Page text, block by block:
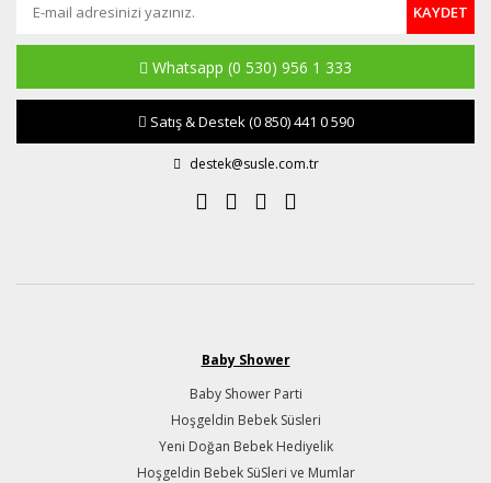
KAYDET
Whatsapp (0 530) 956 1 333
Satış & Destek(0 850) 441 0 590
destek@susle.com.tr
Baby Shower
Baby Shower Parti
Hoşgeldin Bebek Süsleri
Yeni Doğan Bebek Hediyelik
Hoşgeldin Bebek SüSleri ve Mumlar